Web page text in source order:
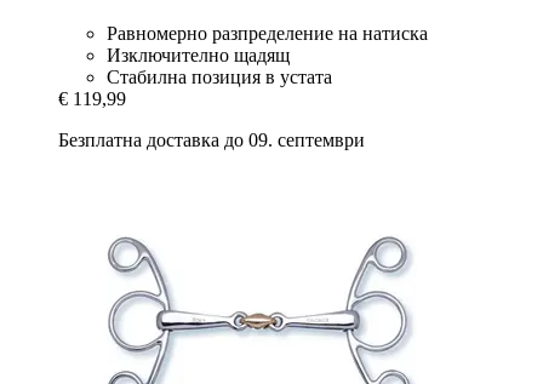
Равномерно разпределение на натиска
Изключително щадящ
Стабилна позиция в устата
€ 119,99
Безплатна доставка до 09. септември